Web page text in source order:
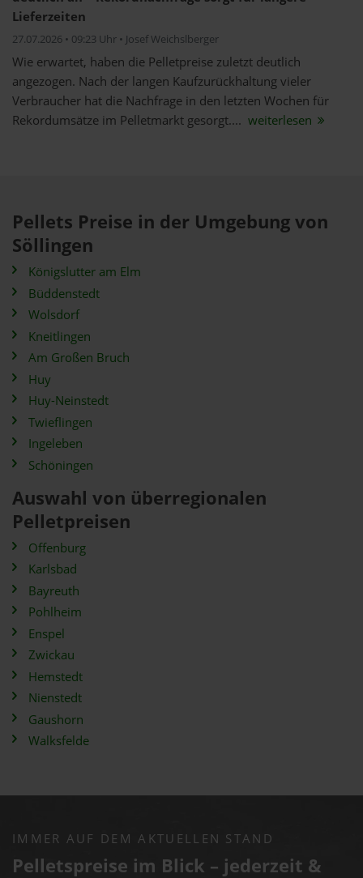
Lieferzeiten
27.07.2026 • 09:23 Uhr • Josef Weichslberger
Wie erwartet, haben die Pelletpreise zuletzt deutlich
angezogen. Nach der langen Kaufzurückhaltung vieler
Verbraucher hat die Nachfrage in den letzten Wochen für
Rekordumsätze im Pelletmarkt gesorgt.... weiterlesen
Pellets Preise in der Umgebung von
Söllingen
Königslutter am Elm
Büddenstedt
Wolsdorf
Kneitlingen
Am Großen Bruch
Huy
Huy-Neinstedt
Twieflingen
Ingeleben
Schöningen
Auswahl von überregionalen
Pelletpreisen
Offenburg
Karlsbad
Bayreuth
Pohlheim
Enspel
Zwickau
Hemstedt
Nienstedt
Gaushorn
Walksfelde
IMMER AUF DEM AKTUELLEN STAND
Pelletspreise im Blick – jederzeit &